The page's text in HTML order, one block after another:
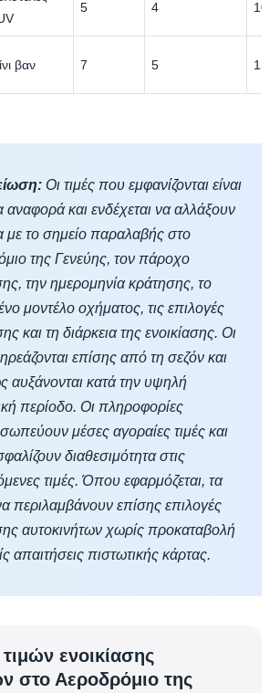
5 4 108
βαν 7 5 135
Οι τιμές που εμφανίζονται είναι
αναφορά και ενδέχεται να αλλάξουν
με το σημείο παραλαβής στο
της Γενεύης, τον πάροχο
την ημερομηνία κράτησης, το
μοντέλο οχήματος, τις επιλογές
και τη διάρκεια της ενοικίασης. Οι
επίσης από τη σεζόν και
αυξάνονται κατά την υψηλή
περίοδο. Οι πληροφορίες
μέσες αγοραίες τιμές και
διαθεσιμότητα στις
τιμές. Όπου εφαρμόζεται, τα
περιλαμβάνουν επίσης επιλογές
αυτοκινήτων χωρίς προκαταβολή
απαιτήσεις πιστωτικής κάρτας.
ενοικίασης
στο Αεροδρόμιο της